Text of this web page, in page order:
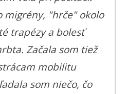
migrény, "hrče" okolo
trapézy a bolesť
Začala som tiež
mobilitu
som niečo, čo